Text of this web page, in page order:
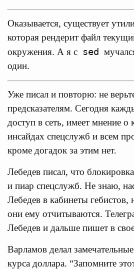
Оказывается, существует
которая рендерит файл
окружения. А я с sed
один.
Уже писал и повторю: не
предсказателям. Сегодня
доступ в сеть, имеет мнение о
инсайдах спецслужб и всем
кроме догадок за этим нет.
Лебедев писал, что
и пиар спецслужб. Не знаю,
Лебедев в кабинеты гебистов,
они ему отчитываются.
Лебедев и дальше пишет в
Варламов делал
курса доллара. “Запомните